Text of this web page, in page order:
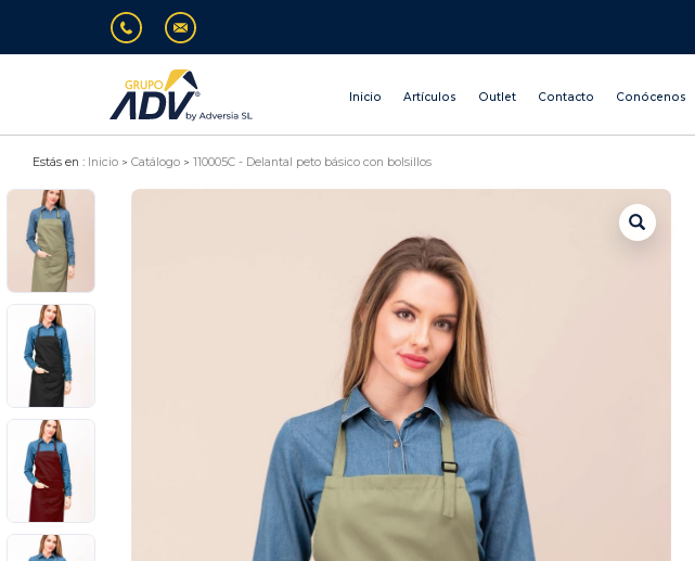
Inicio Artículos Outlet Contacto Conócenos
Estás en : Inicio Catálogo 110005C - Delantal peto básico con bolsillos